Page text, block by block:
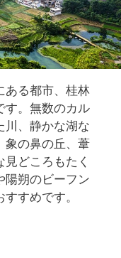
ある都市、桂林
す。無数のカル
川、静かな湖な
象の鼻の丘、葦
どころもたく
陽朔のビーフン
すめです。